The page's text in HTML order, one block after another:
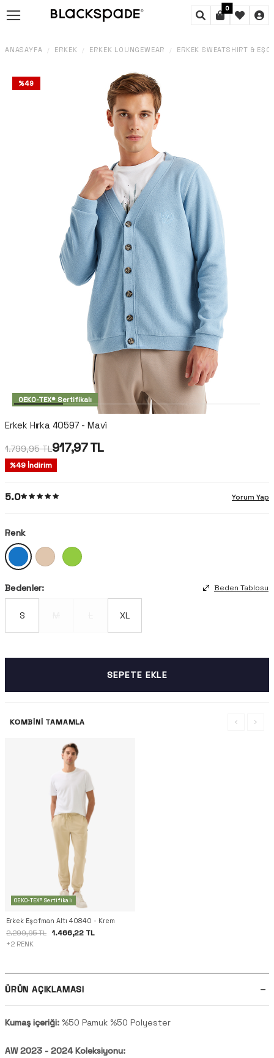
0
ANASAYFA / ERKEK / ERKEK LOUNGEWEAR / ERKEK SWEATSHIRT &
%49
OEKO-TEX® Sertifikalı
Erkek Hırka 40597 - Mavi
1.799,95TL917,97TL
%49İndirim
5.0 Yorum Yap
Renk
Bedenler: Beden Tablosu
S XL
SEPETE EKLE
KOMBINI TAMAMLA
OEKO-TEX® Sertifikalı
Erkek Eşofman Altı 40840 - Krem
2.299,95 TL
1.466,22 TL
+2 RENK
ÜRÜN AÇIKLAMASI
Kumaş içeriği: %50 Pamuk %50 Polyester
AW 2023 - 2024 Koleksiyonu: